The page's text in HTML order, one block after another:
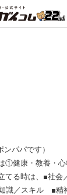
パパです）
①健康・教養・
る時は、■社
識／スキル ■